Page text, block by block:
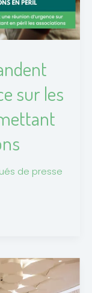
sur les
de presse